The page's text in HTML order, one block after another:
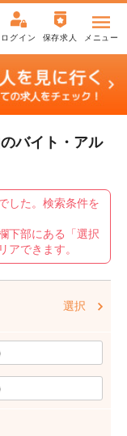
ログイン 保存求人 メニュー
バイト・アル
した。検索条件を
下部にある「選択
アできます。
選択